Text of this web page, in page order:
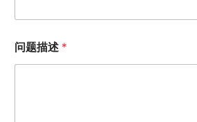
姓
名
问题描述 *